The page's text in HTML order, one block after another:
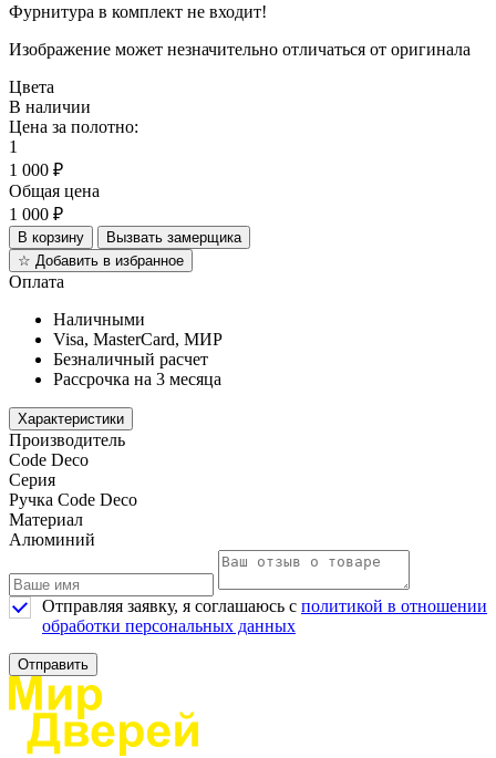
Фурнитура в комплект не входит!
Изображение может незначительно отличаться от оригинала
Цвета
В наличии
Цена за полотно:
1
1 000 ₽
Общая цена
1 000 ₽
В корзину
Вызвать замерщика
☆ Добавить в избранное
Оплата
Наличными
Visa, MasterCard, МИР
Безналичный расчет
Рассрочка на 3 месяца
Характеристики
Производитель
Code Deco
Серия
Ручка Code Deco
Материал
Алюминий
Отправляя заявку, я соглашаюсь с политикой в отношении
обработки персональных данных
Отправить